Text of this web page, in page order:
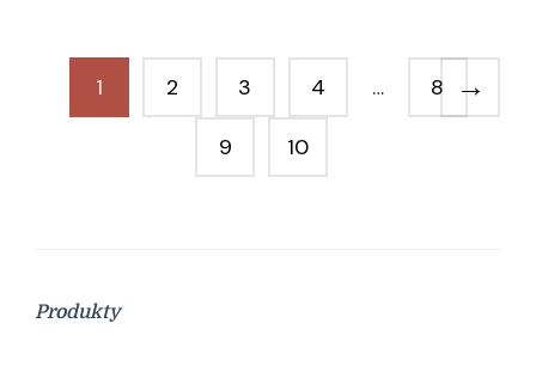
1 2 3 4 … 8
9 10
→
Produkty